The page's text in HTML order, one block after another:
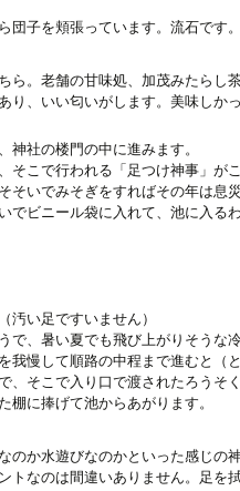
団子を頬張っています。流石です
ら。老舗の甘味処、加茂みたら
り、いい匂いがします。美味しか
神社の楼門の中に進みます。
そこで行われる「足つけ神事」が
そいでみそぎをすればその年は息
でビニール袋に入れて、池に入る
い足ですいません）
で、暑い夏でも飛び上がりそうな
我慢して順路の中程まで進むと（
、そこで入り口で渡されたろうそ
棚に捧げて池からあがります。
のか水遊びなのかといった感じの
トなのは間違いありません。足を